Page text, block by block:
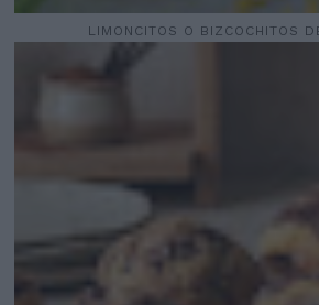
LIMONCITOS O BIZCOCHITOS